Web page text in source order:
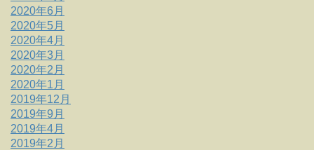
2020年6月
2020年5月
2020年4月
2020年3月
2020年2月
2020年1月
2019年12月
2019年9月
2019年4月
2019年2月